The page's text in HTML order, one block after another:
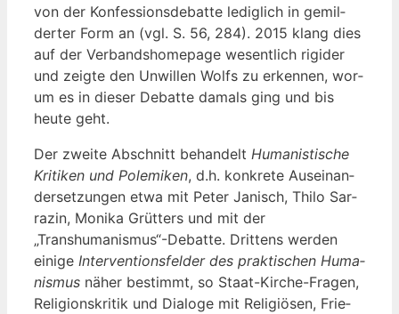
von der Kon­fes­si­ons­de­bat­te ledig­lich in gemil­
der­ter Form an (vgl. S. 56, 284). 2015 klang dies
auf der Ver­bands­home­page wesent­lich rigi­der
und zeig­te den Unwil­len Wolfs zu erken­nen, wor­
um es in die­ser Debat­te damals ging und bis
heu­te geht.
Der zwei­te Abschnitt behan­delt Huma­nis­ti­sche
Kri­ti­ken und Pole­mi­ken, d.h. kon­kre­te Aus­ein­an­
der­set­zun­gen etwa mit Peter Janisch, Thi­lo Sar­
ra­zin, Moni­ka Grüt­ters und mit der
„Transhumanismus“-Debatte. Drit­tens wer­den
eini­ge Inter­ven­ti­ons­fel­der des prak­ti­schen Huma­
nis­mus näher bestimmt, so Staat-Kir­che-Fra­gen,
Reli­gi­ons­kri­tik und Dia­lo­ge mit Reli­giö­sen, Frie­